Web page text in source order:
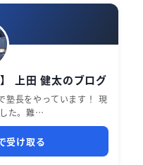
上田 健太のブログ
塾長をやっています！ 現
た。難…
受け取る